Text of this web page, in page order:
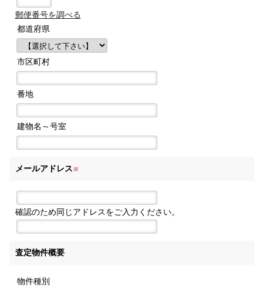
郵便番号を調べる
都道府県
市区町村
番地
建物名～号室
メールアドレス※
確認のため同じアドレスをご入力ください。
査定物件概要
物件種別